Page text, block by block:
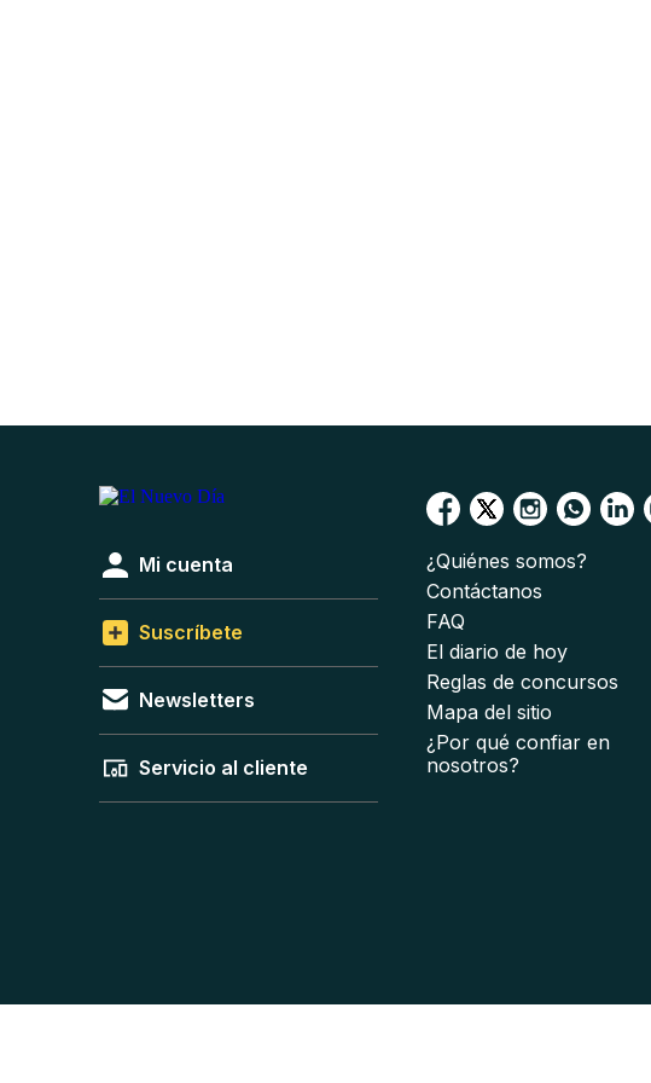
Mi cuenta
Suscríbete
Newsletters
Servicio al cliente
¿Quiénes somos?
Contáctanos
FAQ
El diario de hoy
Reglas de concursos
Mapa del sitio
¿Por qué confiar en
nosotros?